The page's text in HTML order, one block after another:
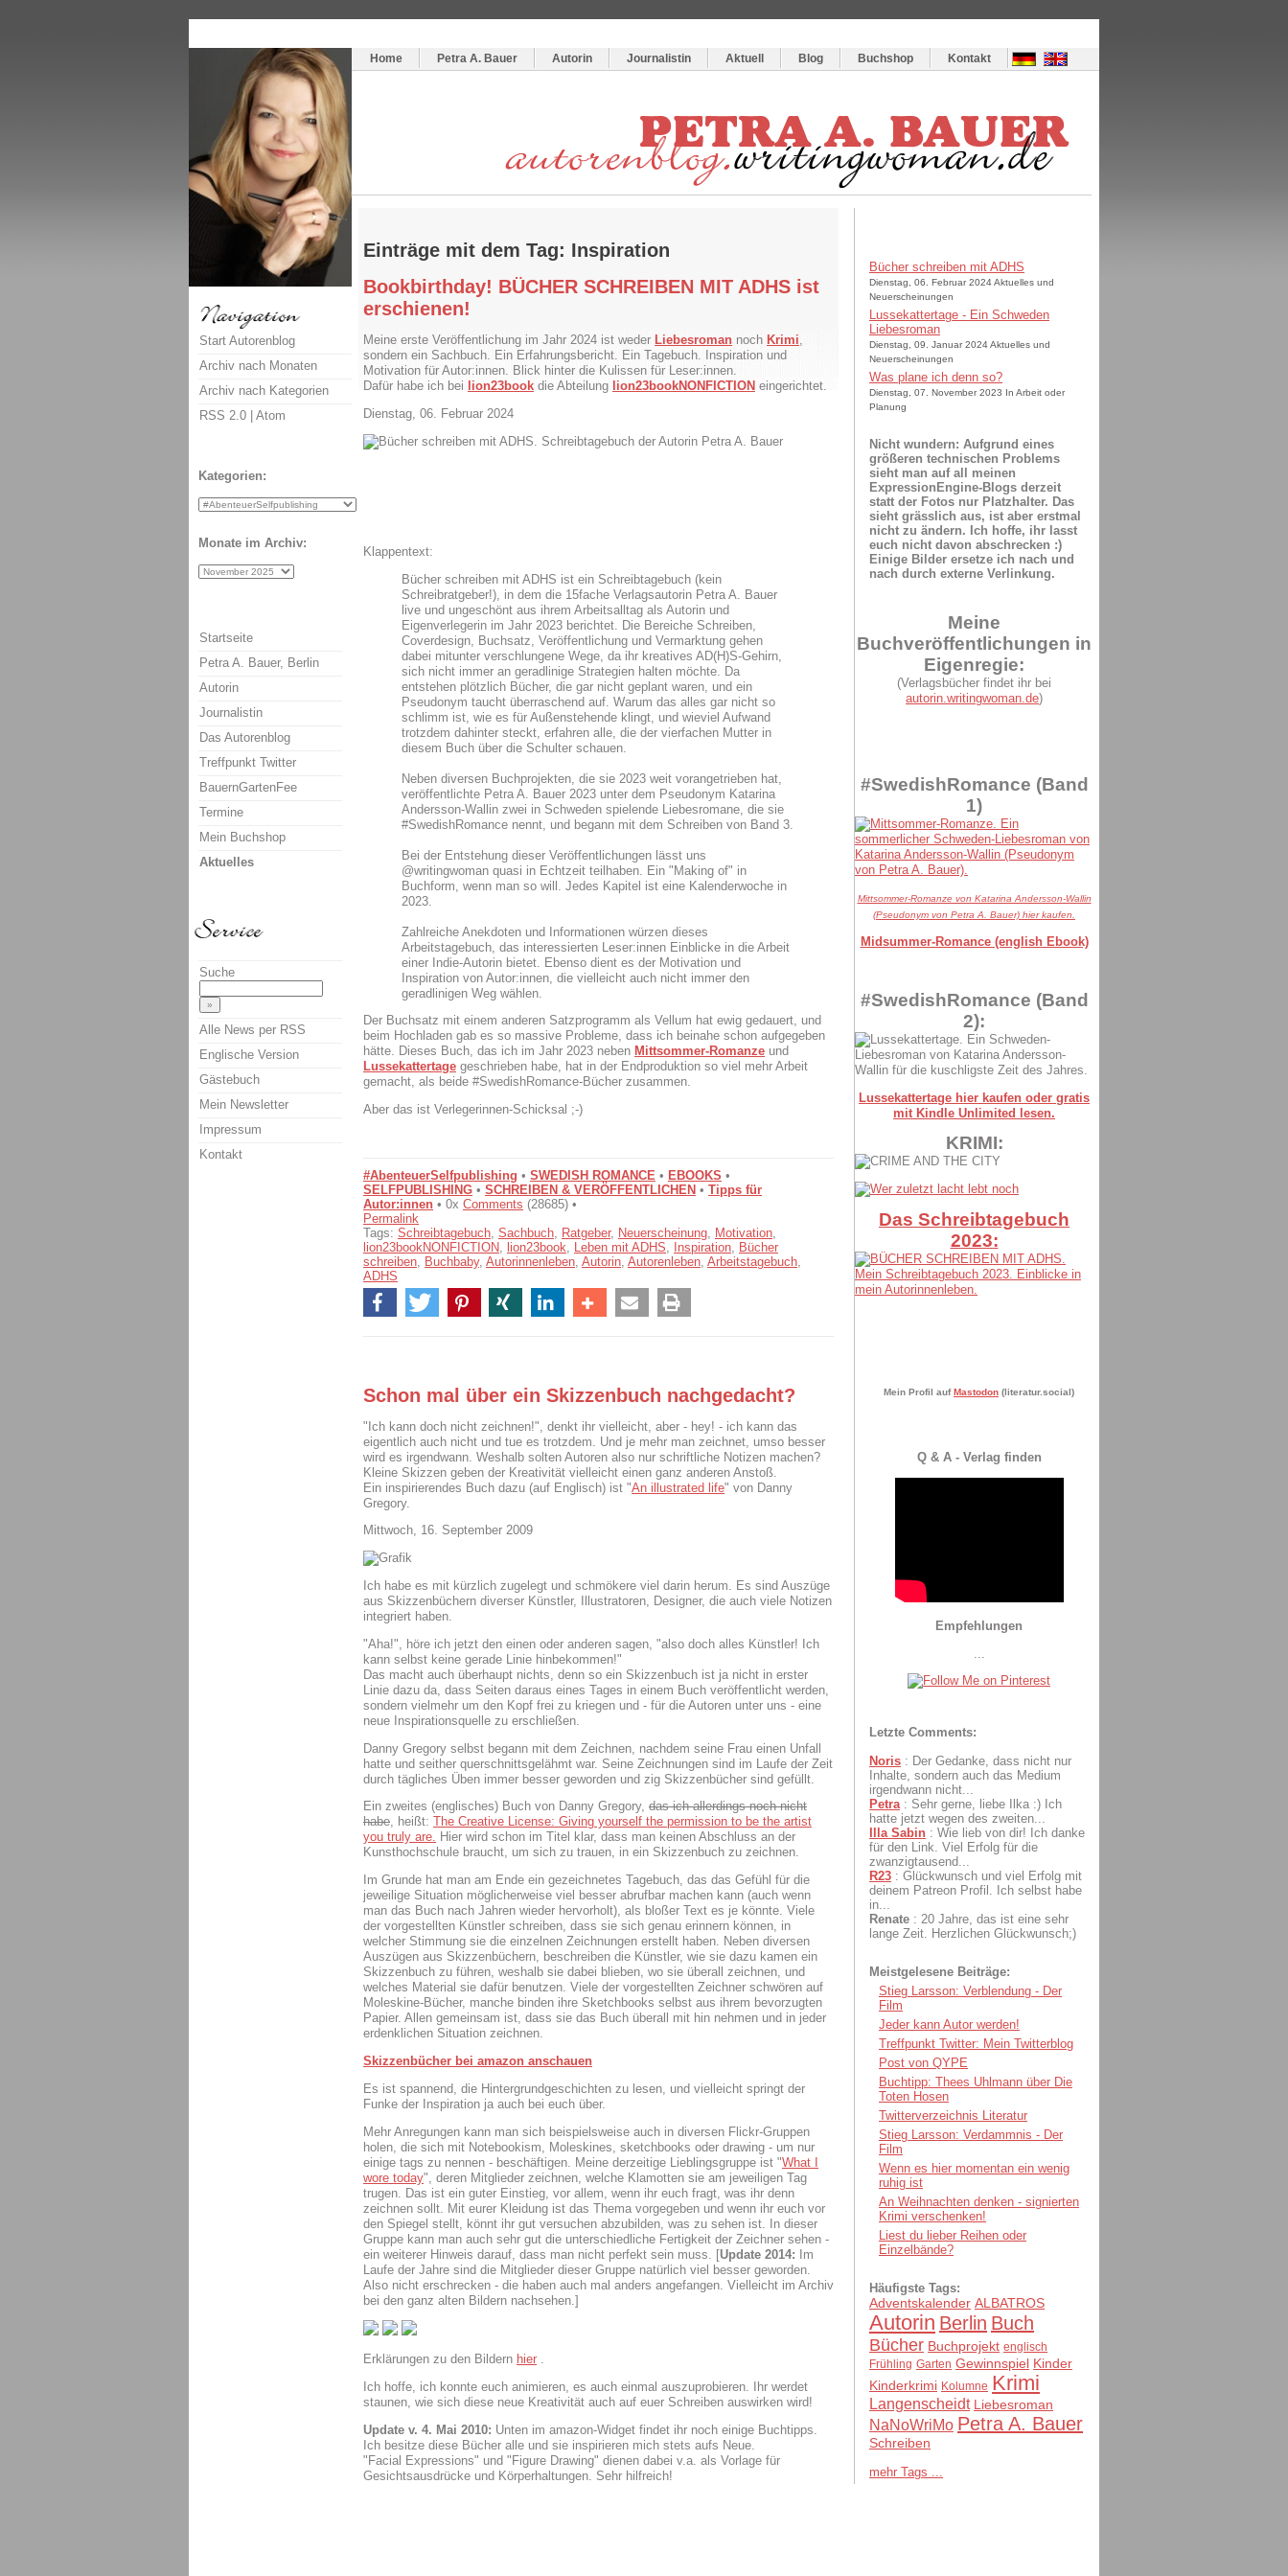
Home
Petra A. Bauer Autorin Journalistin Aktuell Blog Buchshop Kontakt
Einträge mit dem Tag: Inspiration
Bookbirthday! BÜCHER SCHREIBEN MIT ADHS ist
erschienen!
Meine erste Veröffentlichung im Jahr 2024 ist weder Liebesroman noch Krimi,
sondern ein Sachbuch. Ein Erfahrungsbericht. Ein Tagebuch. Inspiration und
Motivation für Autor:innen. Blick hinter die Kulissen für Leser:innen.
Dafür habe ich bei lion23book die Abteilung lion23bookNONFICTION eingerichtet.
Dienstag, 06. Februar 2024
Klappentext:
Bücher schreiben mit ADHS ist ein Schreibtagebuch (kein
Schreibratgeber!), in dem die 15fache Verlagsautorin Petra A. Bauer
live und ungeschönt aus ihrem Arbeitsalltag als Autorin und
Eigenverlegerin im Jahr 2023 berichtet. Die Bereiche Schreiben,
Coverdesign, Buchsatz, Veröffentlichung und Vermarktung gehen
dabei mitunter verschlungene Wege, da ihr kreatives AD(H)S-Gehirn,
sich nicht immer an geradlinige Strategien halten möchte. Da
entstehen plötzlich Bücher, die gar nicht geplant waren, und ein
Pseudonym taucht überraschend auf. Warum das alles gar nicht so
schlimm ist, wie es für Außenstehende klingt, und wieviel Aufwand
trotzdem dahinter steckt, erfahren alle, die der vierfachen Mutter in
diesem Buch über die Schulter schauen.
Neben diversen Buchprojekten, die sie 2023 weit vorangetrieben hat,
veröffentlichte Petra A. Bauer 2023 unter dem Pseudonym Katarina
Andersson-Wallin zwei in Schweden spielende Liebesromane, die sie
#SwedishRomance nennt, und begann mit dem Schreiben von Band 3.
Bei der Entstehung dieser Veröffentlichungen lässt uns
@writingwoman quasi in Echtzeit teilhaben. Ein "Making of" in
Buchform, wenn man so will. Jedes Kapitel ist eine Kalenderwoche in
2023.
Zahlreiche Anekdoten und Informationen würzen dieses
Arbeitstagebuch, das interessierten Leser:innen Einblicke in die Arbeit
einer Indie-Autorin bietet. Ebenso dient es der Motivation und
Inspiration von Autor:innen, die vielleicht auch nicht immer den
geradlinigen Weg wählen.
Der Buchsatz mit einem anderen Satzprogramm als Vellum hat ewig gedauert, und
beim Hochladen gab es so massive Probleme, dass ich beinahe schon aufgegeben
hätte. Dieses Buch, das ich im Jahr 2023 neben Mittsommer-Romanze und
Lussekattertage geschrieben habe, hat in der Endproduktion so viel mehr Arbeit
gemacht, als beide #SwedishRomance-Bücher zusammen.
Aber das ist Verlegerinnen-Schicksal ;-)
#AbenteuerSelfpublishing • SWEDISH ROMANCE • EBOOKS •
SELFPUBLISHING • SCHREIBEN & VERÖFFENTLICHEN • Tipps für
Autor:innen • 0x Comments (28685) •
Permalink
Tags: Schreibtagebuch Sachbuch Ratgeber, Neuerscheinung Motivation
lion23bookNONFICTION
lion23book Leben mit ADHS Inspiration
Bücher
schreiben
Buchbaby, Autorinnenleben Autorin Autorenleben Arbeitstagebuch
ADHS
Schon mal über ein Skizzenbuch nachgedacht?
"Ich kann doch nicht zeichnen!", denkt ihr vielleicht, aber - hey! - ich kann das
eigentlich auch nicht und tue es trotzdem. Und je mehr man zeichnet, umso besser
wird es irgendwann. Weshalb solten Autoren also nur schriftliche Notizen machen?
Kleine Skizzen geben der Kreativität vielleicht einen ganz anderen Anstoß.
Ein inspirierendes Buch dazu (auf Englisch) ist "An illustrated life" von Danny
Gregory.
Mittwoch, 16. September 2009
Ich habe es mit kürzlich zugelegt und schmökere viel darin herum. Es sind Auszüge
aus Skizzenbüchern diverser Künstler, Illustratoren, Designer, die auch viele Notizen
integriert haben.
"Aha!", höre ich jetzt den einen oder anderen sagen, "also doch alles Künstler! Ich
kann selbst keine gerade Linie hinbekommen!"
Das macht auch überhaupt nichts, denn so ein Skizzenbuch ist ja nicht in erster
Linie dazu da, dass Seiten daraus eines Tages in einem Buch veröffentlicht werden,
sondern vielmehr um den Kopf frei zu kriegen und - für die Autoren unter uns - eine
neue Inspirationsquelle zu erschließen.
Danny Gregory selbst begann mit dem Zeichnen, nachdem seine Frau einen Unfall
hatte und seither querschnittsgelähmt war. Seine Zeichnungen sind im Laufe der Zeit
durch tägliches Üben immer besser geworden und zig Skizzenbücher sind gefüllt.
Ein zweites (englisches) Buch von Danny Gregory, das ich allerdings noch nicht
habe, heißt: The Creative License: Giving yourself the permission to be the artist
you truly are. Hier wird schon im Titel klar, dass man keinen Abschluss an der
Kunsthochschule braucht, um sich zu trauen, in ein Skizzenbuch zu zeichnen.
Im Grunde hat man am Ende ein gezeichnetes Tagebuch, das das Gefühl für die
jeweilige Situation möglicherweise viel besser abrufbar machen kann (auch wenn
man das Buch nach Jahren wieder hervorholt), als bloßer Text es je könnte. Viele
der vorgestellten Künstler schreiben, dass sie sich genau erinnern können, in
welcher Stimmung sie die einzelnen Zeichnungen erstellt haben. Neben diversen
Auszügen aus Skizzenbüchern, beschreiben die Künstler, wie sie dazu kamen ein
Skizzenbuch zu führen, weshalb sie dabei blieben, wo sie überall zeichnen, und
welches Material sie dafür benutzen. Viele der vorgestellten Zeichner schwören auf
Moleskine-Bücher, manche binden ihre Sketchbooks selbst aus ihrem bevorzugten
Papier. Allen gemeinsam ist, dass sie das Buch überall mit hin nehmen und in jeder
erdenklichen Situation zeichnen.
Skizzenbücher bei amazon anschauen
Es ist spannend, die Hintergrundgeschichten zu lesen, und vielleicht springt der
Funke der Inspiration ja auch bei euch über.
Mehr Anregungen kann man sich beispielsweise auch in diversen Flickr-Gruppen
holen, die sich mit Notebookism, Moleskines, sketchbooks oder drawing - um nur
einige tags zu nennen - beschäftigen. Meine derzeitige Lieblingsgruppe ist "What I
wore today", deren Mitglieder zeichnen, welche Klamotten sie am jeweiligen Tag
trugen. Das ist ein guter Einstieg, vor allem, wenn ihr euch fragt, was ihr denn
zeichnen sollt. Mit eurer Kleidung ist das Thema vorgegeben und wenn ihr euch vor
den Spiegel stellt, könnt ihr gut versuchen abzubilden, was zu sehen ist. In dieser
Gruppe kann man auch sehr gut die unterschiedliche Fertigkeit der Zeichner sehen -
ein weiterer Hinweis darauf, dass man nicht perfekt sein muss. [Update 2014: Im
Laufe der Jahre sind die Mitglieder dieser Gruppe natürlich viel besser geworden.
Also nicht erschrecken - die haben auch mal anders angefangen. Vielleicht im Archiv
bei den ganz alten Bildern nachsehen.]
Erklärungen zu den Bildern hier .
Ich hoffe, ich konnte euch animieren, es auch einmal auszuprobieren. Ihr werdet
staunen, wie sich diese neue Kreativität auch auf euer Schreiben auswirken wird!
Update v. 4. Mai 2010: Unten im amazon-Widget findet ihr noch einige Buchtipps.
Ich besitze diese Bücher alle und sie inspirieren mich stets aufs Neue.
"Facial Expressions" und "Figure Drawing" dienen dabei v.a. als Vorlage für
Gesichtsausdrücke und Körperhaltungen. Sehr hilfreich!
Bücher schreiben mit ADHS
Dienstag, 06. Februar 2024 Aktuelles und
Neuerscheinungen
Lussekattertage - Ein Schweden
Liebesroman
Dienstag, 09. Januar 2024 Aktuelles und
Neuerscheinungen
Was plane ich denn so?
Dienstag, 07. November 2023 In Arbeit oder
Planung
Nicht wundern: Aufgrund eines
größeren technischen Problems
sieht man auf all meinen
ExpressionEngine-Blogs derzeit
statt der Fotos nur Platzhalter. Das
sieht grässlich aus, ist aber erstmal
nicht zu ändern. Ich hoffe, ihr lasst
euch nicht davon abschrecken :)
Einige Bilder ersetze ich nach und
nach durch externe Verlinkung.
Meine
Buchveröffentlichungen in
Eigenregie:
(Verlagsbücher findet ihr bei
autorin.writingwoman.de)
#SwedishRomance (Band
1)
Mittsommer-Romanze von Katarina Andersson-Wallin
(Pseudonym von Petra A. Bauer) hier kaufen.
Midsummer-Romance (english Ebook)
#SwedishRomance (Band
2):
Lussekattertage hier kaufen oder gratis
mit Kindle Unlimited lesen.
KRIMI:
Das Schreibtagebuch
2023:
Mein Profil auf Mastodon (literatur.social)
Q & A - Verlag finden
Empfehlungen
Letzte Comments:
Noris : Der Gedanke, dass nicht nur
Inhalte, sondern auch das Medium
irgendwann nicht...
Petra : Sehr gerne, liebe Ilka :) Ich
hatte jetzt wegen des zweiten...
Illa Sabin : Wie lieb von dir! Ich danke
für den Link. Viel Erfolg für die
zwanzigtausend...
R23 : Glückwunsch und viel Erfolg mit
deinem Patreon Profil. Ich selbst habe
in...
Renate : 20 Jahre, das ist eine sehr
lange Zeit. Herzlichen Glückwunsch;)
Meistgelesene Beiträge:
Stieg Larsson: Verblendung - Der
Film
Jeder kann Autor werden!
Treffpunkt Twitter: Mein Twitterblog
Post von QYPE
Buchtipp: Thees Uhlmann über Die
Toten Hosen
Twitterverzeichnis Literatur
Stieg Larsson: Verdammnis - Der
Film
Wenn es hier momentan ein wenig
ruhig ist
An Weihnachten denken - signierten
Krimi verschenken!
Liest du lieber Reihen oder
Einzelbände?
Häufigste Tags:
Adventskalender ALBATROS
Autorin Berlin Buch
Bücher Buchprojekt englisch
Frühling Garten Gewinnspiel Kinder
Kinderkrimi Kolumne Krimi
Langenscheidt Liebesroman
NaNoWriMo Petra A. Bauer
Schreiben
mehr Tags ...
Start Autorenblog
Archiv nach Monaten
Archiv nach Kategorien
RSS 2.0 | Atom
Kategorien:
Monate im Archiv:
Startseite
Petra A. Bauer, Berlin
Autorin
Journalistin
Das Autorenblog
Treffpunkt Twitter
BauernGartenFee
Termine
Mein Buchshop
Aktuelles
Suche
Alle News per RSS
Englische Version
Gästebuch
Mein Newsletter
Impressum
Kontakt